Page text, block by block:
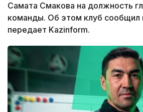
Самата Смакова на должность
команды. Об этом клуб сообщил
передает Kazinform.